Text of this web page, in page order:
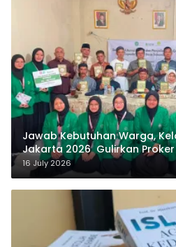
Jawab Kebutuhan Warga,
Jakarta 2026 Gulirkan
Sukamanah
16 July 2026